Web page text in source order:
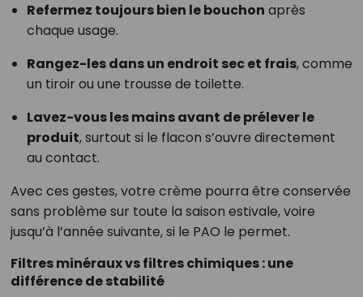
Refermez toujours bien le bouchon après
chaque usage.
Rangez-les dans un endroit sec et frais, comme
un tiroir ou une trousse de toilette.
Lavez-vous les mains avant de prélever le
produit, surtout si le flacon s’ouvre directement
au contact.
Avec ces gestes, votre crème pourra être conservée
sans problème sur toute la saison estivale, voire
jusqu’à l’année suivante, si le PAO le permet.
Filtres minéraux vs filtres chimiques : une
différence de stabilité